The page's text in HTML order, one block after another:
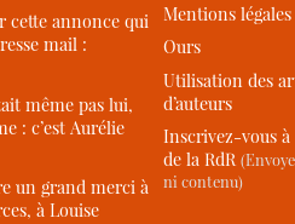
cette annonce qui
mail :
même pas lui,
: c’est Aurélie
un grand merci à
à Louise
Mentions légales
Ours
Utilisation des
d’auteurs
Inscrivez-vous
de la RdR
ni contenu)